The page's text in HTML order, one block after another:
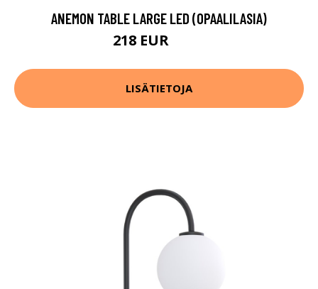
ANEMON TABLE LARGE LED (OPAALILASIA)
218 EUR
LISÄTIETOJA